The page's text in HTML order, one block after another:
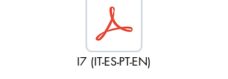
I7 (IT-ES-PT-EN)